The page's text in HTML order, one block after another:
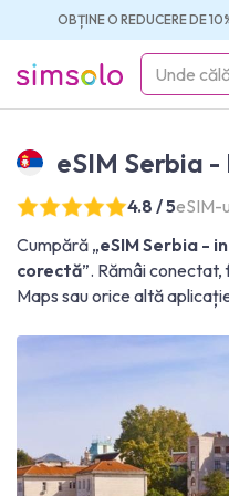
OBȚINE O REDUCERE DE
simsolo
eSIM Serbia
4.8 / 5eSIM-
Cumpără „eSIM Serbia -
corectă”. Rămâi
Maps sau orice altă